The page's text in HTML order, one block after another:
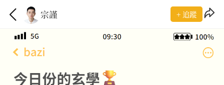
宗謹 + 追蹤